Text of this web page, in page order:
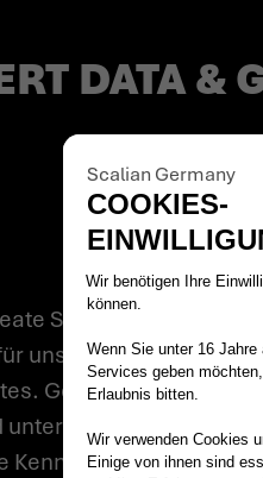
DATA &
Success. Bei
unsere Themen,
Gemeinsam feiern
uns
Kenntnisse
Scalian Germany
COOKIES-
Wir benötigen Ihre Einwilligung, bevor Sie unsere Website weiter besuchen
können.
Wenn Sie unter 16
Services geben
Erlaubnis bitten.
Wir verwenden Cookies
Einige von ihnen sind